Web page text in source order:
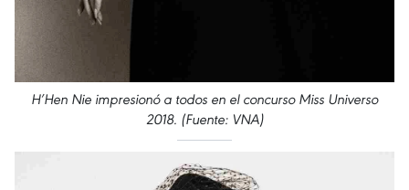
H’Hen Nie impresionó a todos en el concurso Miss Universo
2018. (Fuente: VNA)